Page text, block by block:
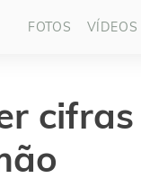
FOTOS VÍDEOS
cifras